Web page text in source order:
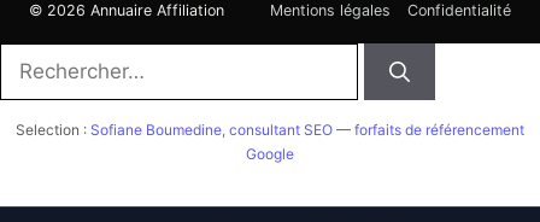
© 2026 Annuaire Affiliation Mentions légales Confidentialité
Rechercher :
Selection : Sofiane Boumedine, consultant SEO — forfaits de référencement
Google